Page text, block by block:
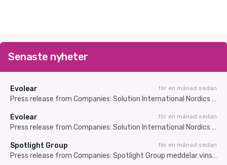
Senaste nyheter
Evolear för en månad sedan
Press release from Companies: Solution International Nordics AB (publ) carries out a directed set-off share issue of approximately SEK 7.3 million
Evolear för en månad sedan
Press release from Companies: Solution International Nordics AB (publ) genomför riktad kvittningsemission om cirka 7,3 MSEK
Spotlight Group för en månad sedan
Press release from Companies: Spotlight Group meddelar vinstvarning – resultatet för andra kvartalet svagare än väntat till följd av nedskrivningar